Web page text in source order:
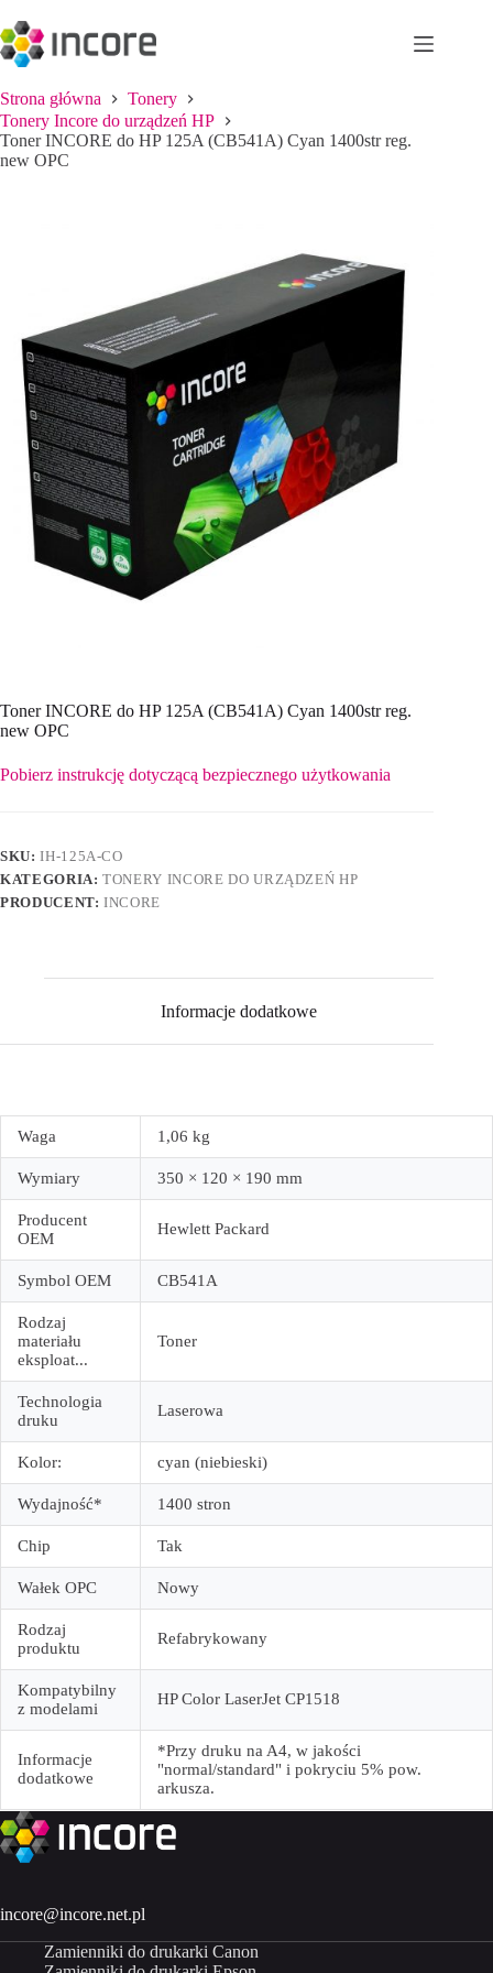
do
treści
Strona główna
Tonery
Tonery Incore do urządzeń HP
Toner INCORE do HP 125A (CB541A) Cyan 1400str reg.
new OPC
Toner INCORE do HP 125A (CB541A) Cyan 1400str reg.
new OPC
Pobierz instrukcję dotyczącą bezpiecznego użytkowania
SKU:IH-125A-CO
KATEGORIA:TONERY INCORE DO URZĄDZEŃ HP
PRODUCENT:INCORE
Informacje dodatkowe
Waga 1,06 kg
Wymiary 350 × 120 × 190 mm
Producent
OEM
Hewlett Packard
Symbol OEM CB541A
Rodzaj
materiału
eksploat...
Toner
Technologia
druku
Laserowa
Kolor: cyan (niebieski)
Wydajność* 1400 stron
Chip Tak
Wałek OPC Nowy
Rodzaj
produktu
Refabrykowany
Kompatybilny
z modelami
HP Color LaserJet CP1518
Informacje
dodatkowe
*Przy druku na A4, w jakości
"normal/standard" i pokryciu 5% pow.
arkusza.
incore@incore.net.pl
Zamienniki do drukarki Canon